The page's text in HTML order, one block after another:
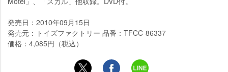
発売日：2010年09月15日
発売元：トイズファクトリー 品番：TFCC-86337
価格：4,085円（税込）